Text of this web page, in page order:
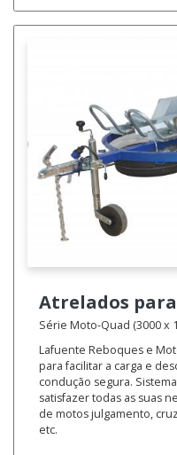
Atrelados
Série Moto-Quad (3000 x
Lafuente Reboques e
para facilitar a carga e
condução segura.
satisfazer todas as suas
de motos julgamento,
etc.